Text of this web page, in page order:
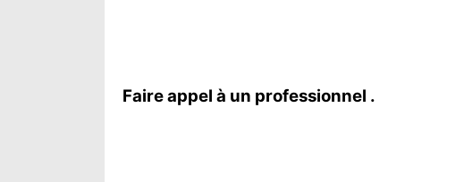
Faire appel à un professionnel .